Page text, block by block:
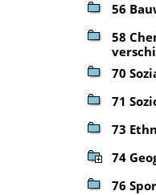
56
58
70
71
73
74
76